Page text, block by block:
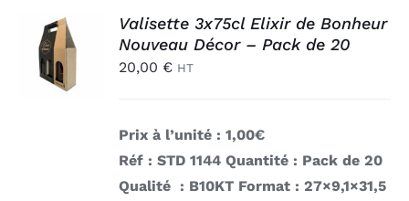
AJOUTER
AU
PANIER
/
DÉTAILS
Valisette 3x75cl Elixir de Bonheur
Nouveau Décor – Pack de 20
20,00 € HT
Prix à l’unité : 1,00€
Réf : STD 1144Quantité : Pack de 20
Qualité : B10KT Format : 27×9,1×31,5